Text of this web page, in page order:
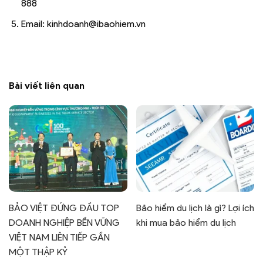
888
Email: kinhdoanh@ibaohiem.vn
Bài viết liên quan
BẢO VIỆT ĐỨNG ĐẦU TOP
DOANH NGHIỆP BỀN VỮNG
VIỆT NAM LIÊN TIẾP GẦN
MỘT THẬP KỶ
Bảo hiểm du lịch là gì? Lợi ích
khi mua bảo hiểm du lịch